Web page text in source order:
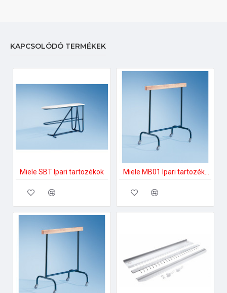
KAPCSOLÓDÓ TERMÉKEK
Miele SBT Ipari tartozékok Miele MB01 Ipari tartozékok